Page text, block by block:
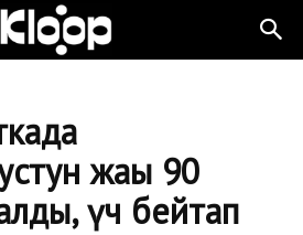
жаңы 90
үч бейтап